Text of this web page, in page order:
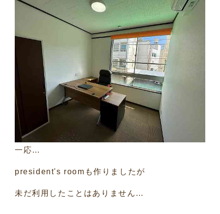
一応…
president's roomも作りましたが
未だ利用したことはありません…